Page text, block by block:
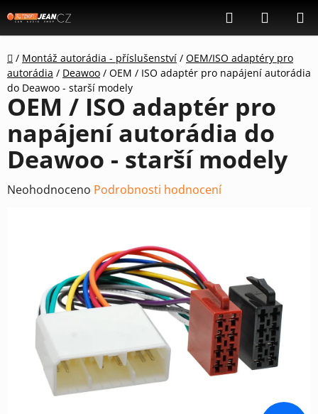
na
obsah
Hledat
KOŠÍK
Domů
/ Montáž autorádia - příslušenství / OEM/ISO adaptéry pro
autorádia / Deawoo / OEM / ISO adaptér pro napájení autorádia
do Deawoo - starší modely
OEM / ISO adaptér pro
napájení autorádia do
Deawoo - starší modely
Průměrné
hvězdiček.
Neohodnoceno Podrobnosti hodnocení